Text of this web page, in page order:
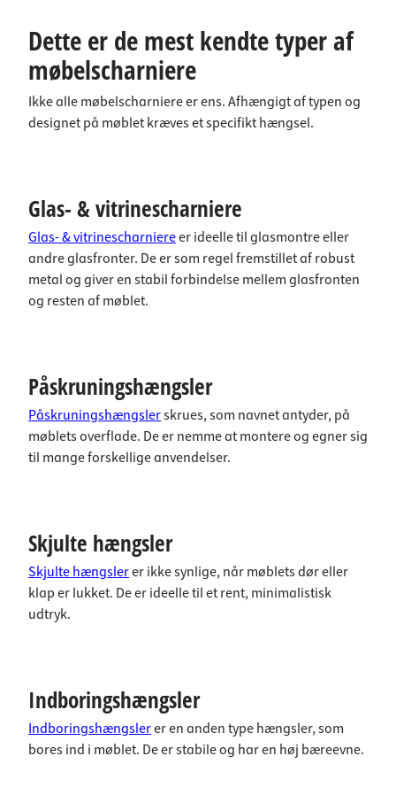
Dette er de mest kendte typer af
møbelscharniere
Ikke alle møbelscharniere er ens. Afhængigt af typen og
designet på møblet kræves et specifikt hængsel.
Glas- & vitrinescharniere
Glas- & vitrinescharniereer ideelle til glasmontre eller
andre glasfronter. De er som regel fremstillet af robust
metal og giver en stabil forbindelse mellem glasfronten
og resten af møblet.
Påskruningshængsler
Påskruningshængslerskrues, som navnet antyder, på
møblets overflade. De er nemme at montere og egner sig
til mange forskellige anvendelser.
Skjulte hængsler
Skjulte hængslerer ikke synlige, når møblets dør eller
klap er lukket. De er ideelle til et rent, minimalistisk
udtryk.
Indboringshængsler
Indboringshængslerer en anden type hængsler, som
bores ind i møblet. De er stabile og har en høj bæreevne.